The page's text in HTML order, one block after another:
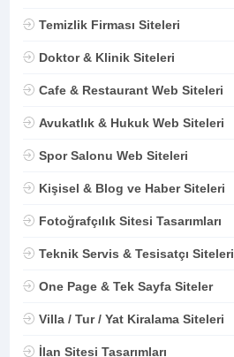
Temizlik Firması Siteleri
Doktor & Klinik Siteleri
Cafe & Restaurant Web Siteleri
Avukatlık & Hukuk Web Siteleri
Spor Salonu Web Siteleri
Kişisel & Blog ve Haber Siteleri
Fotoğrafçılık Sitesi Tasarımları
Teknik Servis & Tesisatçı Siteleri
One Page & Tek Sayfa Siteler
Villa / Tur / Yat Kiralama Siteleri
İlan Sitesi Tasarımları